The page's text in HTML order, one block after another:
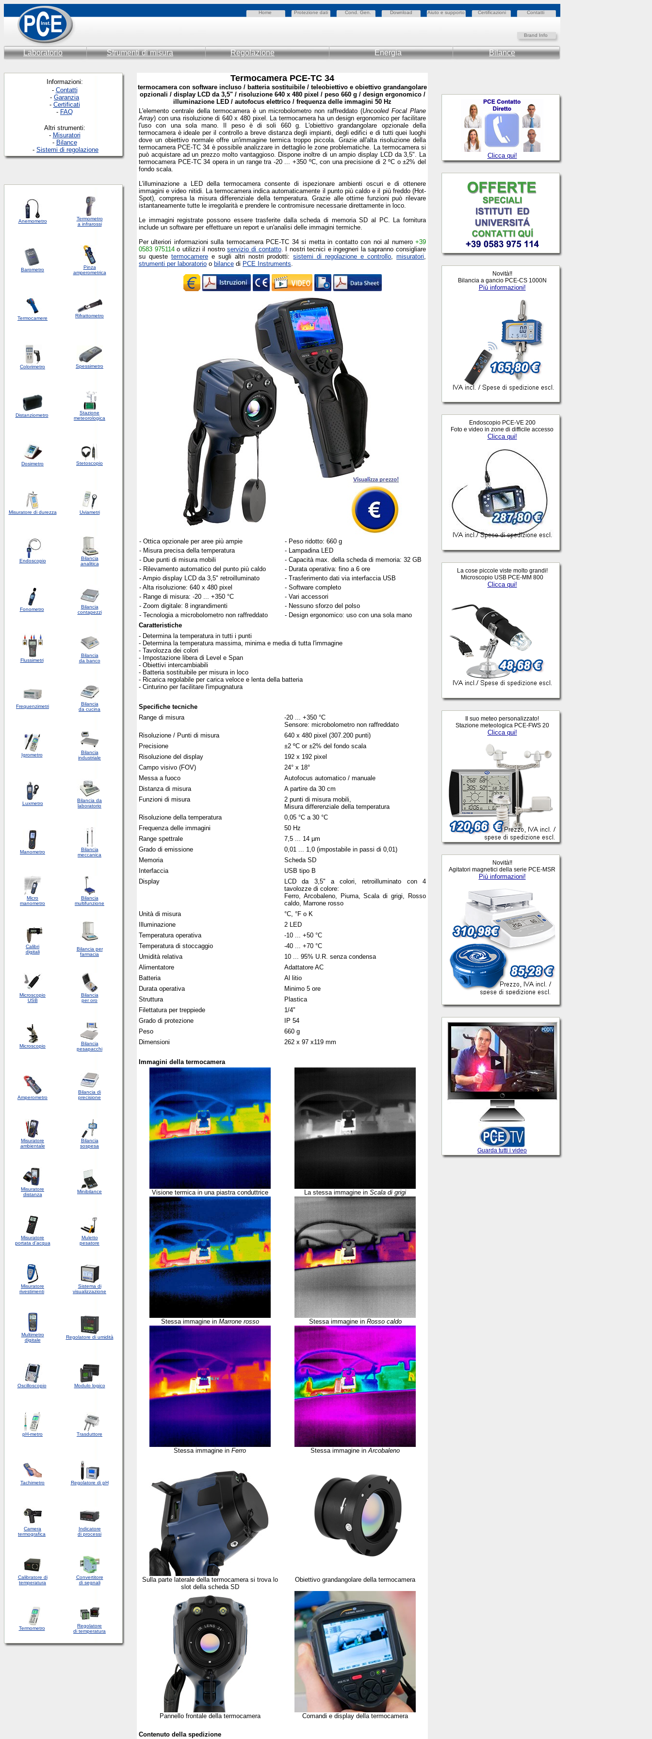
Home Protezione dati Cond. Gen. Download Aiuto e supporto Certificazioni Contatti
Brand Info
Laboratorio Strumenti di misura Regolazione Energia Bilance
Informazioni:
- Contatti
- Garanzia
- Certificati
- FAQ
Altri strumenti:
- Misuratori
- Bilance
- Sistemi di regolazione
Anemometro
Termometro
a infrarossi
Barometro
Pinza
amperometrica
Termocamere Rifrattometro
Colorimetro Spessimetro
Distanziometro
Stazione
meteorologica
Dosimetro Stetoscopio
Misuratore di durezza Uviametri
Endoscopio
Bilancia
analitica
Fonometro
Bilancia
contapezzi
Flussimetri
Bilancia
da banco
Frequenzimetri
Bilancia
da cucina
Igrometro
Bilancia
industriale
Luxmetro
Bilancia da
laboratorio
Manometro
Bilancia
meccanica
Micro
manometro
Bilancia
multifunzione
Calibri
digitali
Bilancia per
farmacia
Microscopio
USB
Bilancia
per oro
Microscopio
Bilancia
pesapacchi
Amperometro
Bilancia di
precisione
Misuratore
ambientale
Bilancia
sospesa
Misuratore
distanza
Minibilance
Misuratore
portata d'acqua
Muletto
pesatore
Misuratore
rivestimenti
Sistema di
visualizzazione
Multimetro
digitale
Regolatore di umidità
Oscilloscopio Modulo logico
pH-metro Trasduttore
Tachimetro Regolatore di pH
Camera
termografica
Indicatore
di processi
Calibratore di
temperatura
Convertitore
di segnali
Termometro
Regolatore
di temperatura
Termocamera PCE-TC 34
termocamera con software incluso / batteria sostituibile / teleobiettivo e obiettivo grandangolare
opzionali / display LCD da 3,5" / risoluzione 640 x 480 pixel / peso 660 g / design ergonomico /
illuminazione LED / autofocus elettrico / frequenza delle immagini 50 Hz
L'elemento centrale della termocamera è un microbolometro non raffreddato (Uncooled Focal Plane
Array) con una risoluzione di 640 x 480 pixel. La termocamera ha un design ergonomico per facilitare
l'uso con una sola mano. Il peso è di soli 660 g. L'obiettivo grandangolare opzionale della
termocamera è ideale per il controllo a breve distanza degli impianti, degli edifici e di tutti quei luoghi
dove un obiettivo normale offre un'immagine termica troppo piccola. Grazie all'alta risoluzione della
termocamera PCE-TC 34 è possibile analizzare in dettaglio le zone problematiche. La termocamera si
può acquistare ad un prezzo molto vantaggioso. Dispone inoltre di un ampio display LCD da 3,5". La
termocamera PCE-TC 34 opera in un range tra -20 ... +350 ºC, con una precisione di 2 ºC o ±2% del
fondo scala.
L'illuminazione a LED della termocamera consente di ispezionare ambienti oscuri e di ottenere
immagini e video nitidi. La termocamera indica automaticamente il punto più caldo e il più freddo (Hot-
Spot), compresa la misura differenziale della temperatura. Grazie alle ottime funzioni può rilevare
istantaneamente tutte le irregolarità e prendere le contromisure necessarie direttamente in loco.
Le immagini registrate possono essere trasferite dalla scheda di memoria SD al PC. La fornitura
include un software per effettuare un report e un'analisi delle immagini termiche.
Per ulteriori informazioni sulla termocamera PCE-TC 34 si metta in contatto con noi al numero +39
0583 975114o utilizzi il nostroservizio di contatto. I nostri tecnici e ingegneri la sapranno consigliare
su queste termocameree sugli altri nostri prodotti:sistemi di regolazione e controllo,misuratori,
strumenti per laboratorio o bilance di PCE Instruments.
- Ottica opzionale per aree più ampie
- Misura precisa della temperatura
- Due punti di misura mobili
- Rilevamento automatico del punto più caldo
- Ampio display LCD da 3,5" retroilluminato
- Alta risoluzione: 640 x 480 pixel
- Range di misura: -20 ... +350 °C
- Zoom digitale: 8 ingrandimenti
- Tecnologia a microbolometro non raffreddato
- Peso ridotto: 660 g
- Lampadina LED
- Capacità max. della scheda di memoria: 32 GB
- Durata operativa: fino a 6 ore
- Trasferimento dati via interfaccia USB
- Software completo
- Vari accessori
- Nessuno sforzo del polso
- Design ergonomico: uso con una sola mano
Caratteristiche
- Determina la temperatura in tutti i punti
- Determina la temperatura massima, minima e media di tutta l'immagine
- Tavolozza dei colori
- Impostazione libera di Level e Span
- Obiettivi intercambiabili
- Batteria sostituibile per misura in loco
- Ricarica regolabile per carica veloce e lenta della batteria
- Cinturino per facilitare l'impugnatura
Specifiche tecniche
Range di misura
-20 ... +350 °C
Sensore: microbolometro non raffreddato
Risoluzione / Punti di misura
640 x 480 pixel (307.200 punti)
Precisione
±2 ºC or ±2% del fondo scala
Risoluzione del display
192 x 192 pixel
Campo visivo (FOV)
24° x 18°
Messa a fuoco
Autofocus automatico / manuale
Distanza di misura
A partire da 30 cm
Funzioni di misura
2 punti di misura mobili,
Misura differenziale della temperatura
Risoluzione della temperatura
0,05 °C a 30 °C
Frequenza delle immagini
50 Hz
Range spettrale
7,5 ... 14 µm
Grado di emissione
0,01 ... 1,0 (impostabile in passi di 0,01)
Memoria
Scheda SD
Interfaccia
USB tipo B
Display
LCD da 3,5" a colori, retroilluminato con 4
tavolozze di colore:
Ferro, Arcobaleno, Piuma, Scala di grigi, Rosso
caldo, Marrone rosso
Unità di misura
°C, °F o K
Illuminazione
2 LED
Temperatura operativa
-10 ... +50 °C
Temperatura di stoccaggio
-40 ... +70 °C
Umidità relativa
10 ... 95% U.R. senza condensa
Alimentatore
Adattatore AC
Batteria
Al litio
Durata operativa
Minimo 5 ore
Struttura
Plastica
Filettatura per treppiede
1/4"
Grado di protezione
IP 54
Peso
660 g
Dimensioni
262 x 97 x119 mm
Immagini della termocamera
Visione termica in una piastra conduttrice La stessa immagine in Scala di grigi
Stessa immagine in Marrone rosso Stessa immagine in Rosso caldo
Stessa immagine in Ferro Stessa immagine inArcobaleno
Sulla parte laterale della termocamera si trova lo
slot della scheda SD
Obiettivo grandangolare della termocamera
Pannello frontale della termocamera Comandi e display della termocamera
Contenuto della spedizione